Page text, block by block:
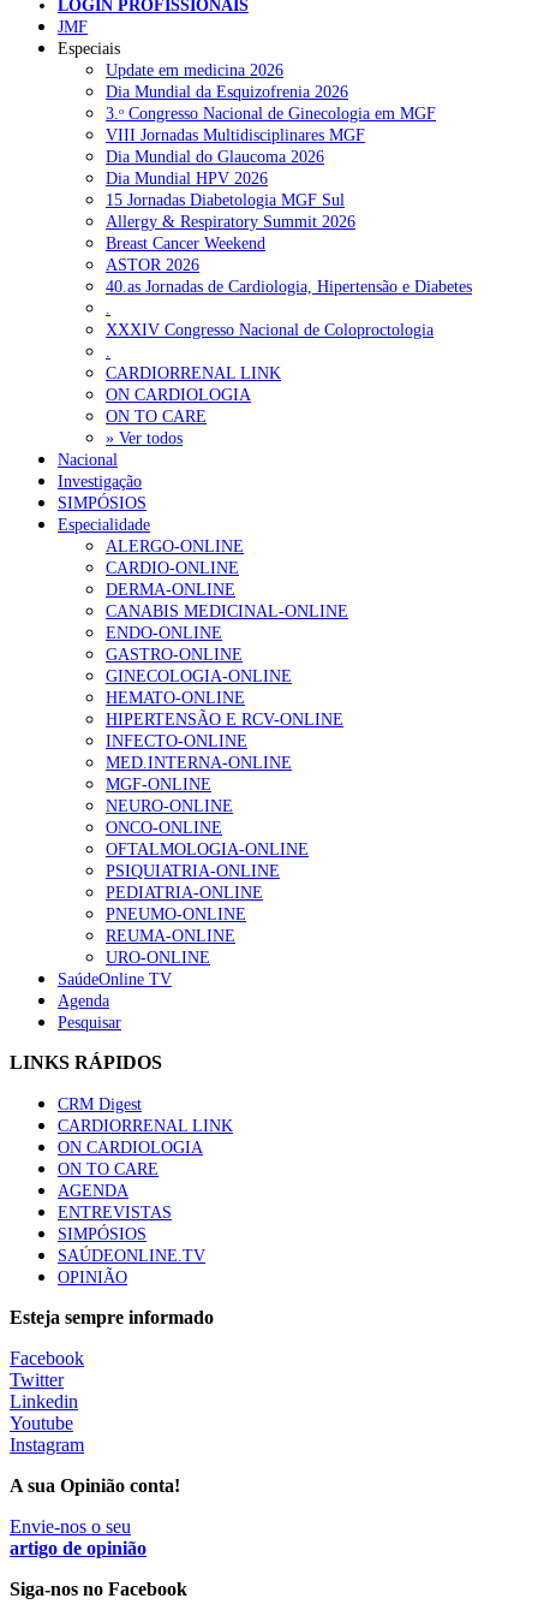
NOTÍCIAS RECENTES
Portugal está a formar os médicos de que precisa?
Estudantes de Medicina representados na 79.ª World Health
Assembly 6 de Agosto, 2026
SCORA X-Change Portugal promove formação internacional
em saúde sexual e reprodutiva 6 de Agosto, 2026
ANEM reúne com coordenador do Pacto Estratégico para a
Saúde 6 de Agosto, 2026
Sindicato diz que nova carreira de médicos dentistas reforça
estabilidade no SNS
NOTÍCIAS MAIS LIDAS
Enfermagem Forense. “Da urgência ao tribunal, cada
gesto conta e cada profissional faz a diferença”
202 visualizações
Alguns milhares de utentes podem ficar sem médico de
família com nova regras do registo, alerta associação
175 visualizações
Quase quatro em cada dez doentes com enfarte
apresentavam níveis elevados de Lp(a), revela estudo
86 visualizações
“Os programas de rastreio do cancro do pulmão são
custo-efetivos e representam um investimento
sustentável para os sistemas de saúde”
Trodelvy aprovado para primeira linha no cancro da
mama triplo negativo metastático em doentes não
elegíveis para inibidores PD-(L)1
61 visualizações
Especialistas defendem mais potássio na alimentação
para ajudar a controlar a hipertensão
MAIS NOTÍCIAS
Sindicato diz que nova carreira de médicos dentistas reforça
estabilidade no SNS
Mais de 400 utentes beneficiaram de comparticipação reforçada
para tratamentos de infertilidade na Madeira
LOGIN PROFISSIONAIS
JMF
Especiais
Update em medicina 2026
Dia Mundial da Esquizofrenia 2026
3.ᵒ Congresso Nacional de Ginecologia em MGF
VIII Jornadas Multidisciplinares MGF
Dia Mundial do Glaucoma 2026
Dia Mundial HPV 2026
15 Jornadas Diabetologia MGF Sul
Allergy & Respiratory Summit 2026
Breast Cancer Weekend
ASTOR 2026
40.as Jornadas de Cardiologia, Hipertensão e Diabetes
.
XXXIV Congresso Nacional de Coloproctologia
.
CARDIORRENAL LINK
ON CARDIOLOGIA
ON TO CARE
» Ver todos
Nacional
Investigação
SIMPÓSIOS
Especialidade
ALERGO-ONLINE
CARDIO-ONLINE
DERMA-ONLINE
CANABIS MEDICINAL-ONLINE
ENDO-ONLINE
GASTRO-ONLINE
GINECOLOGIA-ONLINE
HEMATO-ONLINE
HIPERTENSÃO E RCV-ONLINE
INFECTO-ONLINE
MED.INTERNA-ONLINE
MGF-ONLINE
NEURO-ONLINE
ONCO-ONLINE
OFTALMOLOGIA-ONLINE
PSIQUIATRIA-ONLINE
PEDIATRIA-ONLINE
PNEUMO-ONLINE
REUMA-ONLINE
URO-ONLINE
SaúdeOnline TV
Agenda
Pesquisar
LINKS RÁPIDOS
CRM Digest
CARDIORRENAL LINK
ON CARDIOLOGIA
ON TO CARE
AGENDA
ENTREVISTAS
SIMPÓSIOS
SAÚDEONLINE.TV
OPINIÃO
Esteja sempre informado
Facebook
Twitter
Linkedin
Youtube
Instagram
A sua Opinião conta!
Envie-nos o seu
artigo de opinião
Siga-nos no Facebook